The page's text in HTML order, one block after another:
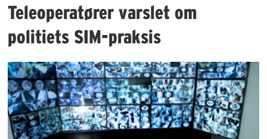
Teleoperatører varslet om
politiets SIM-praksis